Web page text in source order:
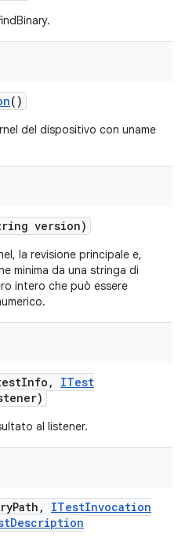
()
del dispositivo con uname
version)
la revisione principale e,
minima da una stringa di
intero che può essere
Info ,
ITest
al listener.
Path , ITestInvocation
Description